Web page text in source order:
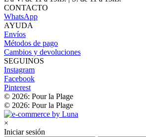
CONTACTO
WhatsApp
AYUDA
Envíos
Métodos de pago
Cambios y devoluciones
SEGUINOS
Instagram
Facebook
Pinterest
© 2026: Pour la Plage
© 2026: Pour la Plage
×
Iniciar sesión